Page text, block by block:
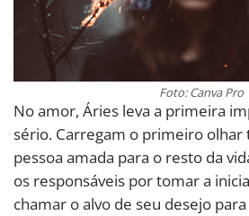
Foto: Canva Pro
No amor, Áries leva a primeira
sério. Carregam o primeiro olhar
pessoa amada para o resto da
os responsáveis por tomar a
chamar o alvo de seu desejo